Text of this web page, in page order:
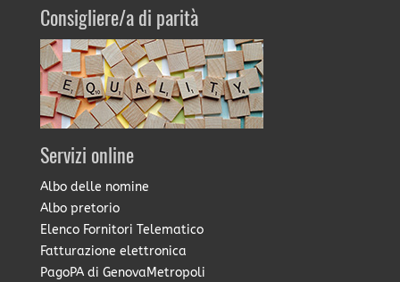
Consigliere/a di parità
Servizi online
Albo delle nomine
Albo pretorio
Elenco Fornitori Telematico
Fatturazione elettronica
PagoPA di GenovaMetropoli